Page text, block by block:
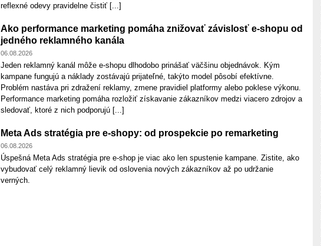
reflexné odevy pravidelne čistiť [...]
Ako performance marketing pomáha znižovať závislosť e-shopu od
jedného reklamného kanála
06.08.2026
Jeden reklamný kanál môže e-shopu dlhodobo prinášať väčšinu objednávok. Kým
kampane fungujú a náklady zostávajú prijateľné, takýto model pôsobí efektívne.
Problém nastáva pri zdražení reklamy, zmene pravidiel platformy alebo poklese výkonu.
Performance marketing pomáha rozložiť získavanie zákazníkov medzi viacero zdrojov a
sledovať, ktoré z nich podporujú [...]
Meta Ads stratégia pre e-shopy: od prospekcie po remarketing
06.08.2026
Úspešná Meta Ads stratégia pre e-shop je viac ako len spustenie kampane. Zistite, ako
vybudovať celý reklamný lievik od oslovenia nových zákazníkov až po udržanie
verných.